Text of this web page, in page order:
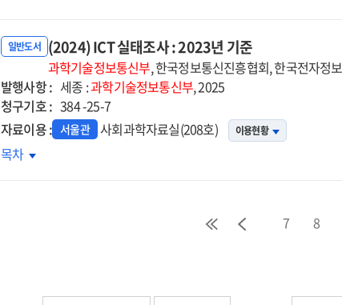
일반도서 (2024) ICT 실태조사 : 2023년 기준
과학기술정보통신부, 한국정보통신진흥협회, 한국전자정
발행사항 : 세종 :과학기술정보통신부, 2025
청구기호 : 384 -25-7
자료이용 : 서울관 사회과학자료실(208호) 이용현황
(2024)
목차
7 8